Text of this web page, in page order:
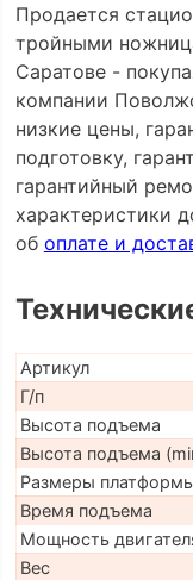
Продается
тройными
Саратове -
компании
низкие цены,
подготовку,
гарантийный
характеристики
об оплате и
Артикул
Г/п
Высота подъема
Высота подъема
Размеры
Время подъема
Мощность
Вес